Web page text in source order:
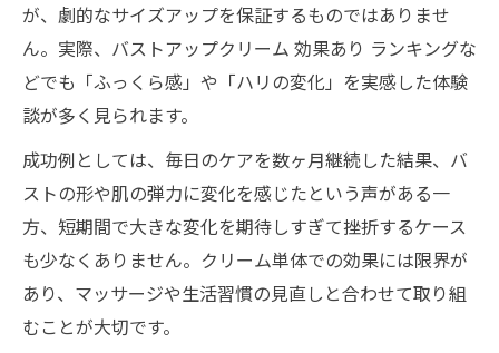
が、劇的なサイズアップを保証するものではありませ
ん。実際、バストアップクリーム 効果あり ランキングな
どでも「ふっくら感」や「ハリの変化」を実感した体験
談が多く見られます。
成功例としては、毎日のケアを数ヶ月継続した結果、バ
ストの形や肌の弾力に変化を感じたという声がある一
方、短期間で大きな変化を期待しすぎて挫折するケース
も少なくありません。クリーム単体での効果には限界が
あり、マッサージや生活習慣の見直しと合わせて取り組
むことが大切です。